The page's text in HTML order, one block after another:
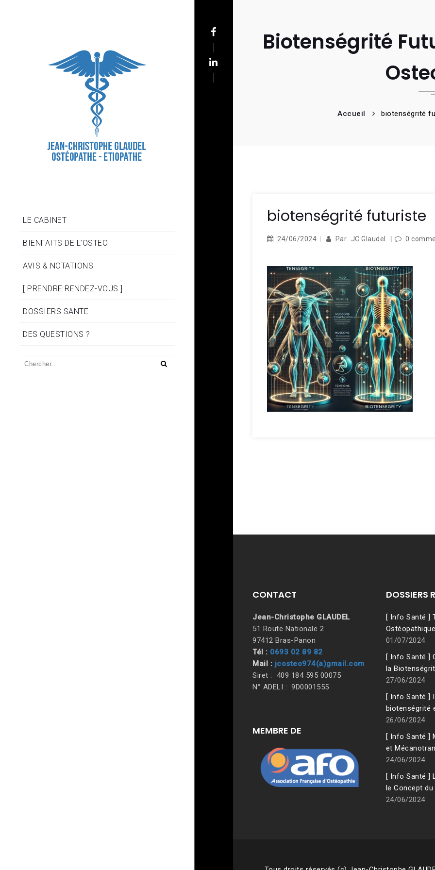
LE CABINET
BIENFAITS DE L’OSTEO
AVIS & NOTATIONS
[ PRENDRE RENDEZ-VOUS ]
DOSSIERS SANTE
DES QUESTIONS ?
Biotenségrité
Accueil biotenségrité
biotenségrité futuriste
24/06/2024 Par JC Glaudel 0
CONTACT
Jean-Christophe GLAUDEL
51 Route Nationale 2
97412 Bras-Panon
Tél : 0693 02 89 82
Mail : jcosteo974(a)gmail.com
Siret : 409 184 595 00075
N° ADELI : 9D0001555
MEMBRE DE
DOSSIERS
[ Info Santé ]
01/07/2024
[ Info Santé ]
la
27/06/2024
[ Info Santé ]
biotenségrité
26/06/2024
[ Info Santé ]
et
24/06/2024
[ Info Santé ]
le Concept
24/06/2024